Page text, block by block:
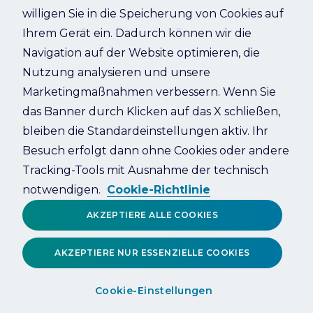
Refresh
willigen Sie in die Speicherung von Cookies auf
Ihrem Gerät ein. Dadurch können wir die
Navigation auf der Website optimieren, die
Nutzung analysieren und unsere
Marketingmaßnahmen verbessern. Wenn Sie
das Banner durch Klicken auf das X schließen,
bleiben die Standardeinstellungen aktiv. Ihr
Besuch erfolgt dann ohne Cookies oder andere
Tracking-Tools mit Ausnahme der technisch
notwendigen. Cookie-Richtlinie
Cookie-Einstellungen
AKZEPTIERE NUR ESSENZIELLE COOKIES
AKZEPTIERE ALLE COOKIES